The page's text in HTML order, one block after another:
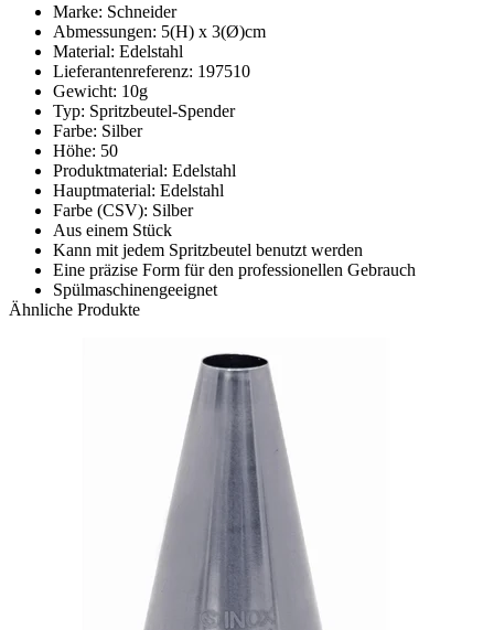
Marke: Schneider
Abmessungen: 5(H) x 3(Ø)cm
Material: Edelstahl
Lieferantenreferenz: 197510
Gewicht: 10g
Typ: Spritzbeutel-Spender
Farbe: Silber
Höhe: 50
Produktmaterial: Edelstahl
Hauptmaterial: Edelstahl
Farbe (CSV): Silber
Aus einem Stück
Kann mit jedem Spritzbeutel benutzt werden
Eine präzise Form für den professionellen Gebrauch
Spülmaschinengeeignet
Ähnliche Produkte